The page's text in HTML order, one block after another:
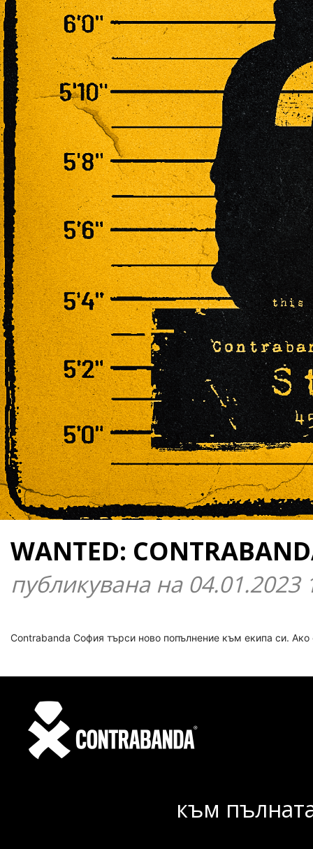
WANTED:
публикувана на 04.01.2023
Contrabanda София търси ново попълнение към екипа си.
към